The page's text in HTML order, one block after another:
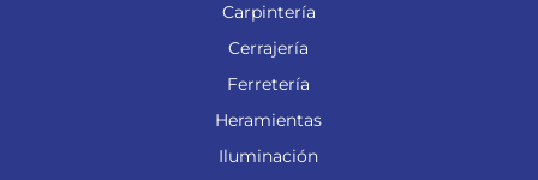
Carpintería
Cerrajería
Ferretería
Heramientas
Iluminación